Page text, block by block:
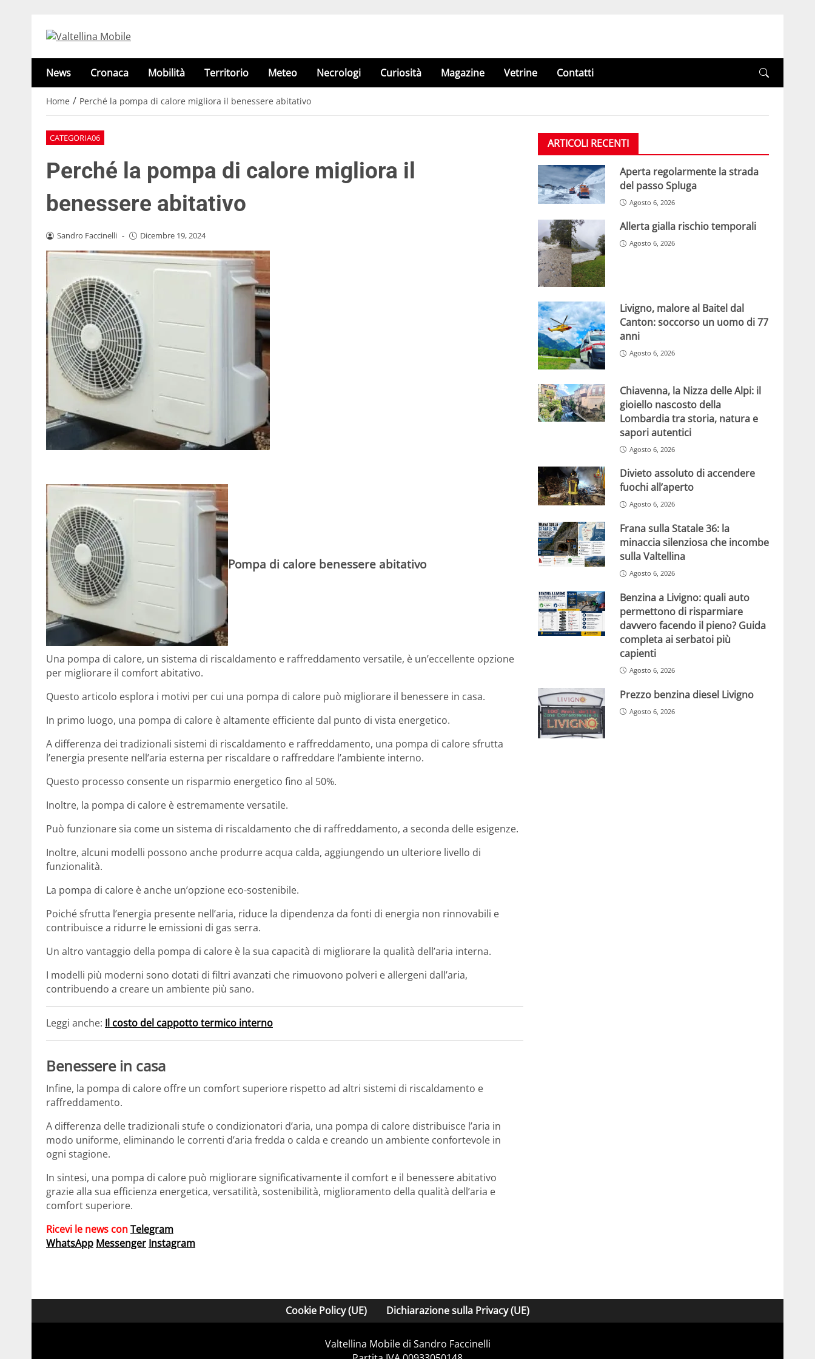
News Cronaca Mobilità Territorio Meteo Necrologi Curiosità Magazine Vetrine Contatti
Home / Perché la pompa di calore migliora il benessere abitativo
CATEGORIA06
Perché la pompa di calore migliora il
benessere abitativo
Sandro Faccinelli - Dicembre 19, 2024
Pompa di calore benessere abitativo
Una pompa di calore, un sistema di riscaldamento e raffreddamento versatile, è un’eccellente opzione
per migliorare il comfort abitativo.
Questo articolo esplora i motivi per cui una pompa di calore può migliorare il benessere in casa.
In primo luogo, una pompa di calore è altamente efficiente dal punto di vista energetico.
A differenza dei tradizionali sistemi di riscaldamento e raffreddamento, una pompa di calore sfrutta
l’energia presente nell’aria esterna per riscaldare o raffreddare l’ambiente interno.
Questo processo consente un risparmio energetico fino al 50%.
Inoltre, la pompa di calore è estremamente versatile.
Può funzionare sia come un sistema di riscaldamento che di raffreddamento, a seconda delle esigenze.
Inoltre, alcuni modelli possono anche produrre acqua calda, aggiungendo un ulteriore livello di
funzionalità.
La pompa di calore è anche un’opzione eco-sostenibile.
Poiché sfrutta l’energia presente nell’aria, riduce la dipendenza da fonti di energia non rinnovabili e
contribuisce a ridurre le emissioni di gas serra.
Un altro vantaggio della pompa di calore è la sua capacità di migliorare la qualità dell’aria interna.
I modelli più moderni sono dotati di filtri avanzati che rimuovono polveri e allergeni dall’aria,
contribuendo a creare un ambiente più sano.
Leggi anche: Il costo del cappotto termico interno
Benessere in casa
Infine, la pompa di calore offre un comfort superiore rispetto ad altri sistemi di riscaldamento e
raffreddamento.
A differenza delle tradizionali stufe o condizionatori d’aria, una pompa di calore distribuisce l’aria in
modo uniforme, eliminando le correnti d’aria fredda o calda e creando un ambiente confortevole in
ogni stagione.
In sintesi, una pompa di calore può migliorare significativamente il comfort e il benessere abitativo
grazie alla sua efficienza energetica, versatilità, sostenibilità, miglioramento della qualità dell’aria e
comfort superiore.
Ricevi le news conTelegram
WhatsApp Messenger Instagram
ARTICOLI RECENTI
Aperta regolarmente la strada
del passo Spluga
Agosto 6, 2026
Allerta gialla rischio temporali
Agosto 6, 2026
Livigno, malore al Baitel dal
Canton: soccorso un uomo di 77
anni
Agosto 6, 2026
Chiavenna, la Nizza delle Alpi: il
gioiello nascosto della
Lombardia tra storia, natura e
sapori autentici
Agosto 6, 2026
Divieto assoluto di accendere
fuochi all’aperto
Agosto 6, 2026
Frana sulla Statale 36: la
minaccia silenziosa che incombe
sulla Valtellina
Agosto 6, 2026
Benzina a Livigno: quali auto
permettono di risparmiare
davvero facendo il pieno? Guida
completa ai serbatoi più
capienti
Agosto 6, 2026
Prezzo benzina diesel Livigno
Agosto 6, 2026
Cookie Policy (UE) Dichiarazione sulla Privacy (UE)
Valtellina Mobile di Sandro Faccinelli